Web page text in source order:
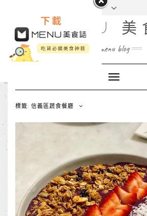
MENU 美
menu blog
Toggle
Navigation
標籤: 信義區蔬食餐廳